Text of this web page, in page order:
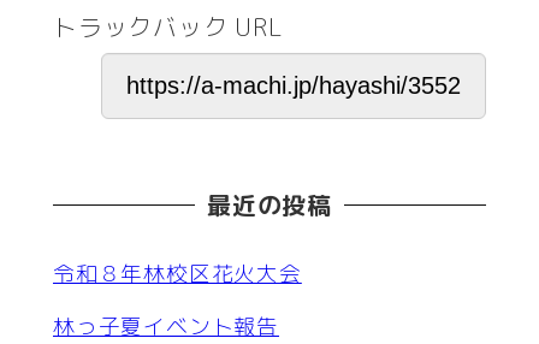
トラックバック URL
最近の投稿
令和８年林校区花火大会
林っ子夏イベント報告